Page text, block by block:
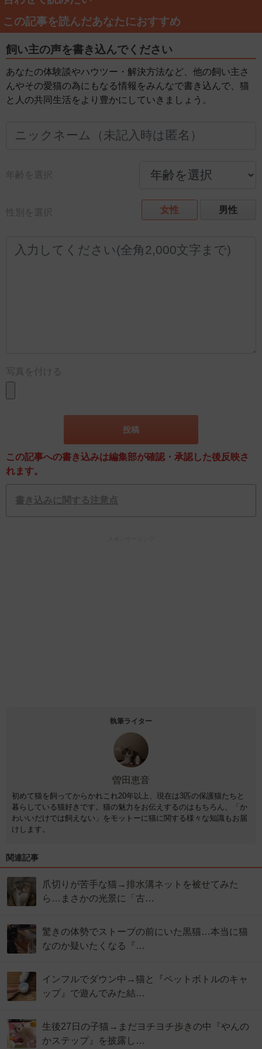
この記事を読んだあなたにおすすめ
飼い主の声を書き込んでください
あなたの体験談やハウツー・解決方法など、他の飼い主さ
んやその愛猫の為にもなる情報をみんなで書き込んで、猫
と人の共同生活をより豊かにしていきましょう。
年齢を選択
性別を選択 女性 男性
写真を付ける
この記事への書き込みは編集部が確認・承認した後反映さ
れます。
書き込みに関する注意点
執筆ライター
曽田恵音
初めて猫を飼ってからかれこれ20年以上、現在は3匹の保護猫たちと
暮らしている猫好きです。猫の魅力をお伝えするのはもちろん、「か
わいいだけでは飼えない」をモットーに猫に関する様々な知識もお届
けします。
関連記事
爪切りが苦手な猫→排水溝ネットを被せてみた
ら…まさかの光景に「古…
驚きの体勢でストーブの前にいた黒猫…本当に猫
なのか疑いたくなる『…
インフルでダウン中→猫と『ペットボトルのキャ
ップ』で遊んでみた結…
生後27日の子猫→まだヨチヨチ歩きの中『やんの
かステップ』を披露し…